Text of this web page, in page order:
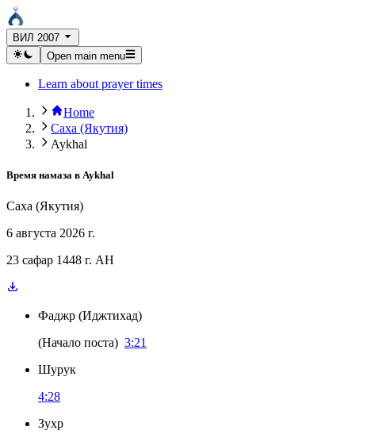
ВИЛ 2007
Open main menu
Learn about prayer times
Home
Саха (Якутия)
Aykhal
Время намаза в Aykhal
Саха (Якутия)
6 августа 2026 г.
23 сафар 1448 г. AH
Фаджр (Иджтихад)
(Начало поста) 3:21
Шурук
4:28
Зухр